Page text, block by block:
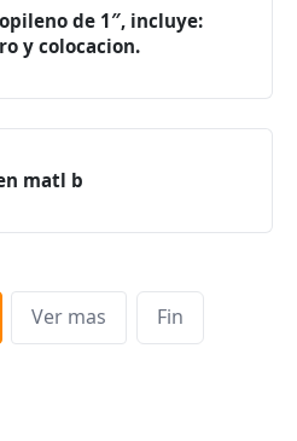
de 1″, incluye:
y colocacion.
matl b
Ver mas Fin